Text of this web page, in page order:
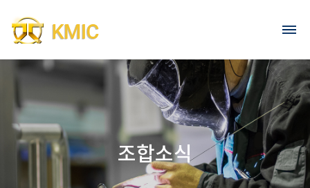
조합소식